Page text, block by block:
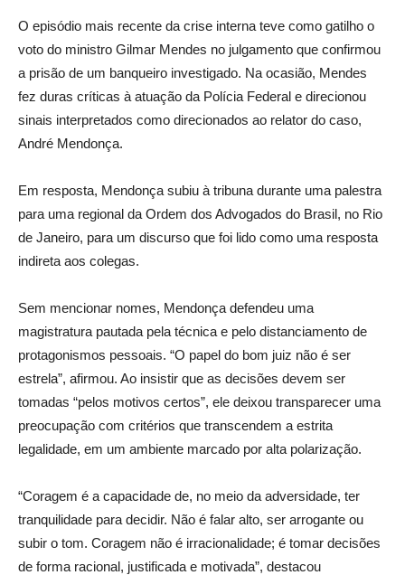
O episódio mais recente da crise interna teve como gatilho o
voto do ministro Gilmar Mendes no julgamento que confirmou
a prisão de um banqueiro investigado. Na ocasião, Mendes
fez duras críticas à atuação da Polícia Federal e direcionou
sinais interpretados como direcionados ao relator do caso,
André Mendonça.
Em resposta, Mendonça subiu à tribuna durante uma palestra
para uma regional da Ordem dos Advogados do Brasil, no Rio
de Janeiro, para um discurso que foi lido como uma resposta
indireta aos colegas.
Sem mencionar nomes, Mendonça defendeu uma
magistratura pautada pela técnica e pelo distanciamento de
protagonismos pessoais. “O papel do bom juiz não é ser
estrela”, afirmou. Ao insistir que as decisões devem ser
tomadas “pelos motivos certos”, ele deixou transparecer uma
preocupação com critérios que transcendem a estrita
legalidade, em um ambiente marcado por alta polarização.
“Coragem é a capacidade de, no meio da adversidade, ter
tranquilidade para decidir. Não é falar alto, ser arrogante ou
subir o tom. Coragem não é irracionalidade; é tomar decisões
de forma racional, justificada e motivada”, destacou